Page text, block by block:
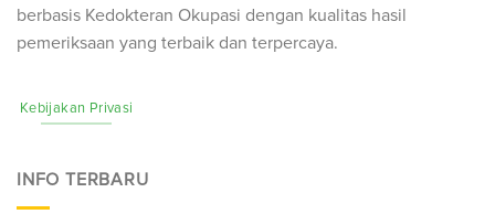
berbasis Kedokteran Okupasi dengan kualitas hasil
pemeriksaan yang terbaik dan terpercaya.
Kebijakan Privasi
INFO TERBARU